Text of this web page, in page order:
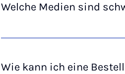
Welche Medien sind
Wie kann ich eine